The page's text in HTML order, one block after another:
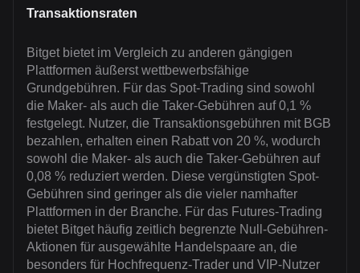
Transaktionsraten
Bitget bietet im Vergleich zu anderen gängigen
Plattformen äußerst wettbewerbsfähige
Grundgebühren. Für das Spot-Trading sind sowohl
die Maker- als auch die Taker-Gebühren auf 0,1 %
festgelegt. Nutzer, die Transaktionsgebühren mit BGB
bezahlen, erhalten einen Rabatt von 20 %, wodurch
sowohl die Maker- als auch die Taker-Gebühren auf
0,08 % reduziert werden. Diese vergünstigten Spot-
Gebühren sind geringer als die vieler namhafter
Plattformen in der Branche. Für das Futures-Trading
bietet Bitget häufig zeitlich begrenzte Null-Gebühren-
Aktionen für ausgewählte Handelspaare an, die
besonders für Hochfrequenz-Trader und VIP-Nutzer